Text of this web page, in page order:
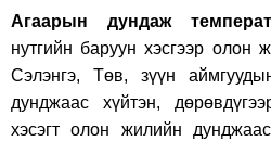
Агаарын дундаж
нутгийн баруун хэсгээр олон
Сэлэнгэ, Төв, зүүн
дунджаас хүйтэн,
хэсэгт олон жилийн